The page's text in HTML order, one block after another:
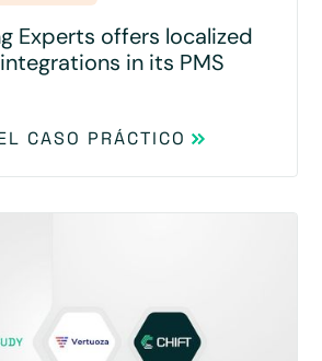
Experts offers localized
in its PMS
CASO PRÁCTICO